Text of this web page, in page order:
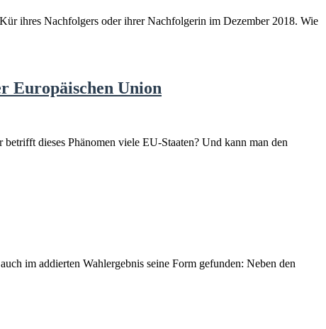
ihres Nachfolgers oder ihrer Nachfolgerin im Dezember 2018. Wie
Europäischen Union
dieses Phänomen viele EU-Staaten? Und kann man den
im addierten Wahlergebnis seine Form gefunden: Neben den